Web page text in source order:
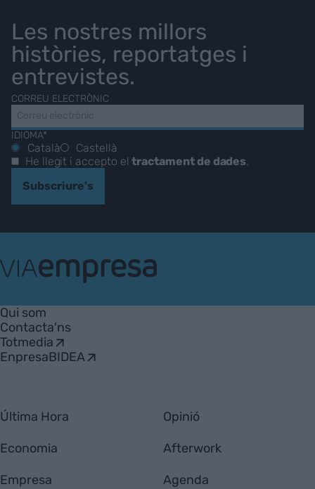
Les nostres millors
històries, reportatges i
entrevistes.
CORREU ELECTRÒNIC
IDIOMA*
Català
Castellà
He llegit i accepto eltractament de dades.
Subscriure's
Empresa
Qui som
Contacta'ns
Totmedia
EnpresaBIDEA
Última Hora
Economia
Empresa
Opinió
Afterwork
Agenda